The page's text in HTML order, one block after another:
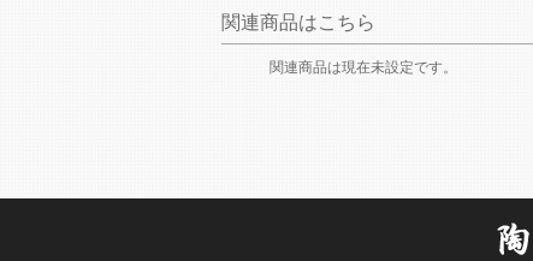
関連商品はこちら
関連商品は現在未設定です。